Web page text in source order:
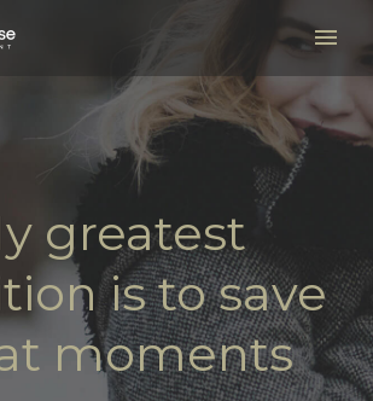
greatest
is to save
moments